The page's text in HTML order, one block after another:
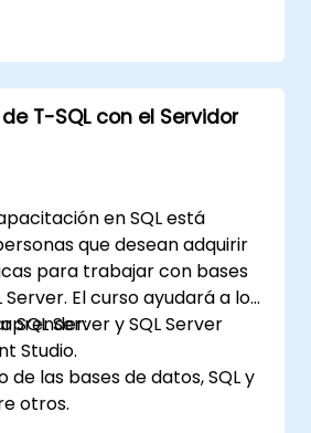
de la velocidad de las
T-SQL con el Servidor
en SQL está
que desean adquirir
para trabajar con bases
Server. El curso ayudará a los
SQL Server y SQL Server
Studio.
de las bases de datos, SQL y
otros.